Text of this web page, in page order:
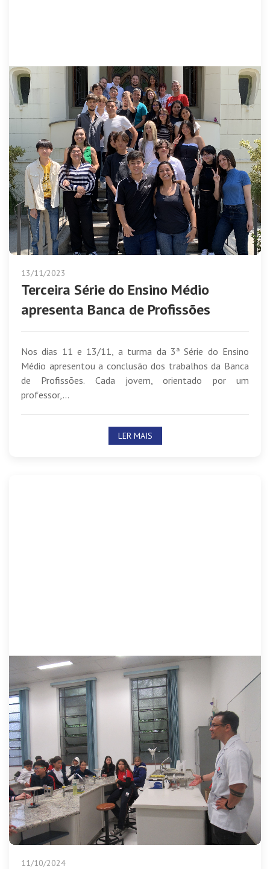
13/11/2023
Terceira Série do Ensino Médio
apresenta Banca de Profissões
Nos dias 11 e 13/11, a turma da 3ª Série do Ensino
Médio apresentou a conclusão dos trabalhos da Banca
de Profissões. Cada jovem, orientado por um
professor,...
LER MAIS
11/10/2024